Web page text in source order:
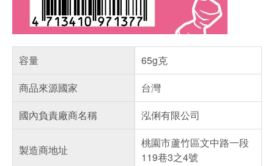
容量
65g克
商品來源國家
台灣
國內負責廠商名稱
泓俐有限公司
製造商地址
桃園市蘆竹區文中路一段
119巷3之4號